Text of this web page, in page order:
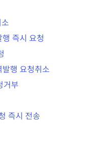
행 즉시 요청
발행 요청취소
거부
즉시 전송